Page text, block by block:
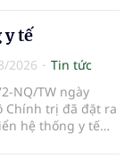
người dân trên
tháng 10/2026.
y tế
2026
Tin tức
NQ/TW ngày
Chính trị đã đặt ra
hệ thống y tế